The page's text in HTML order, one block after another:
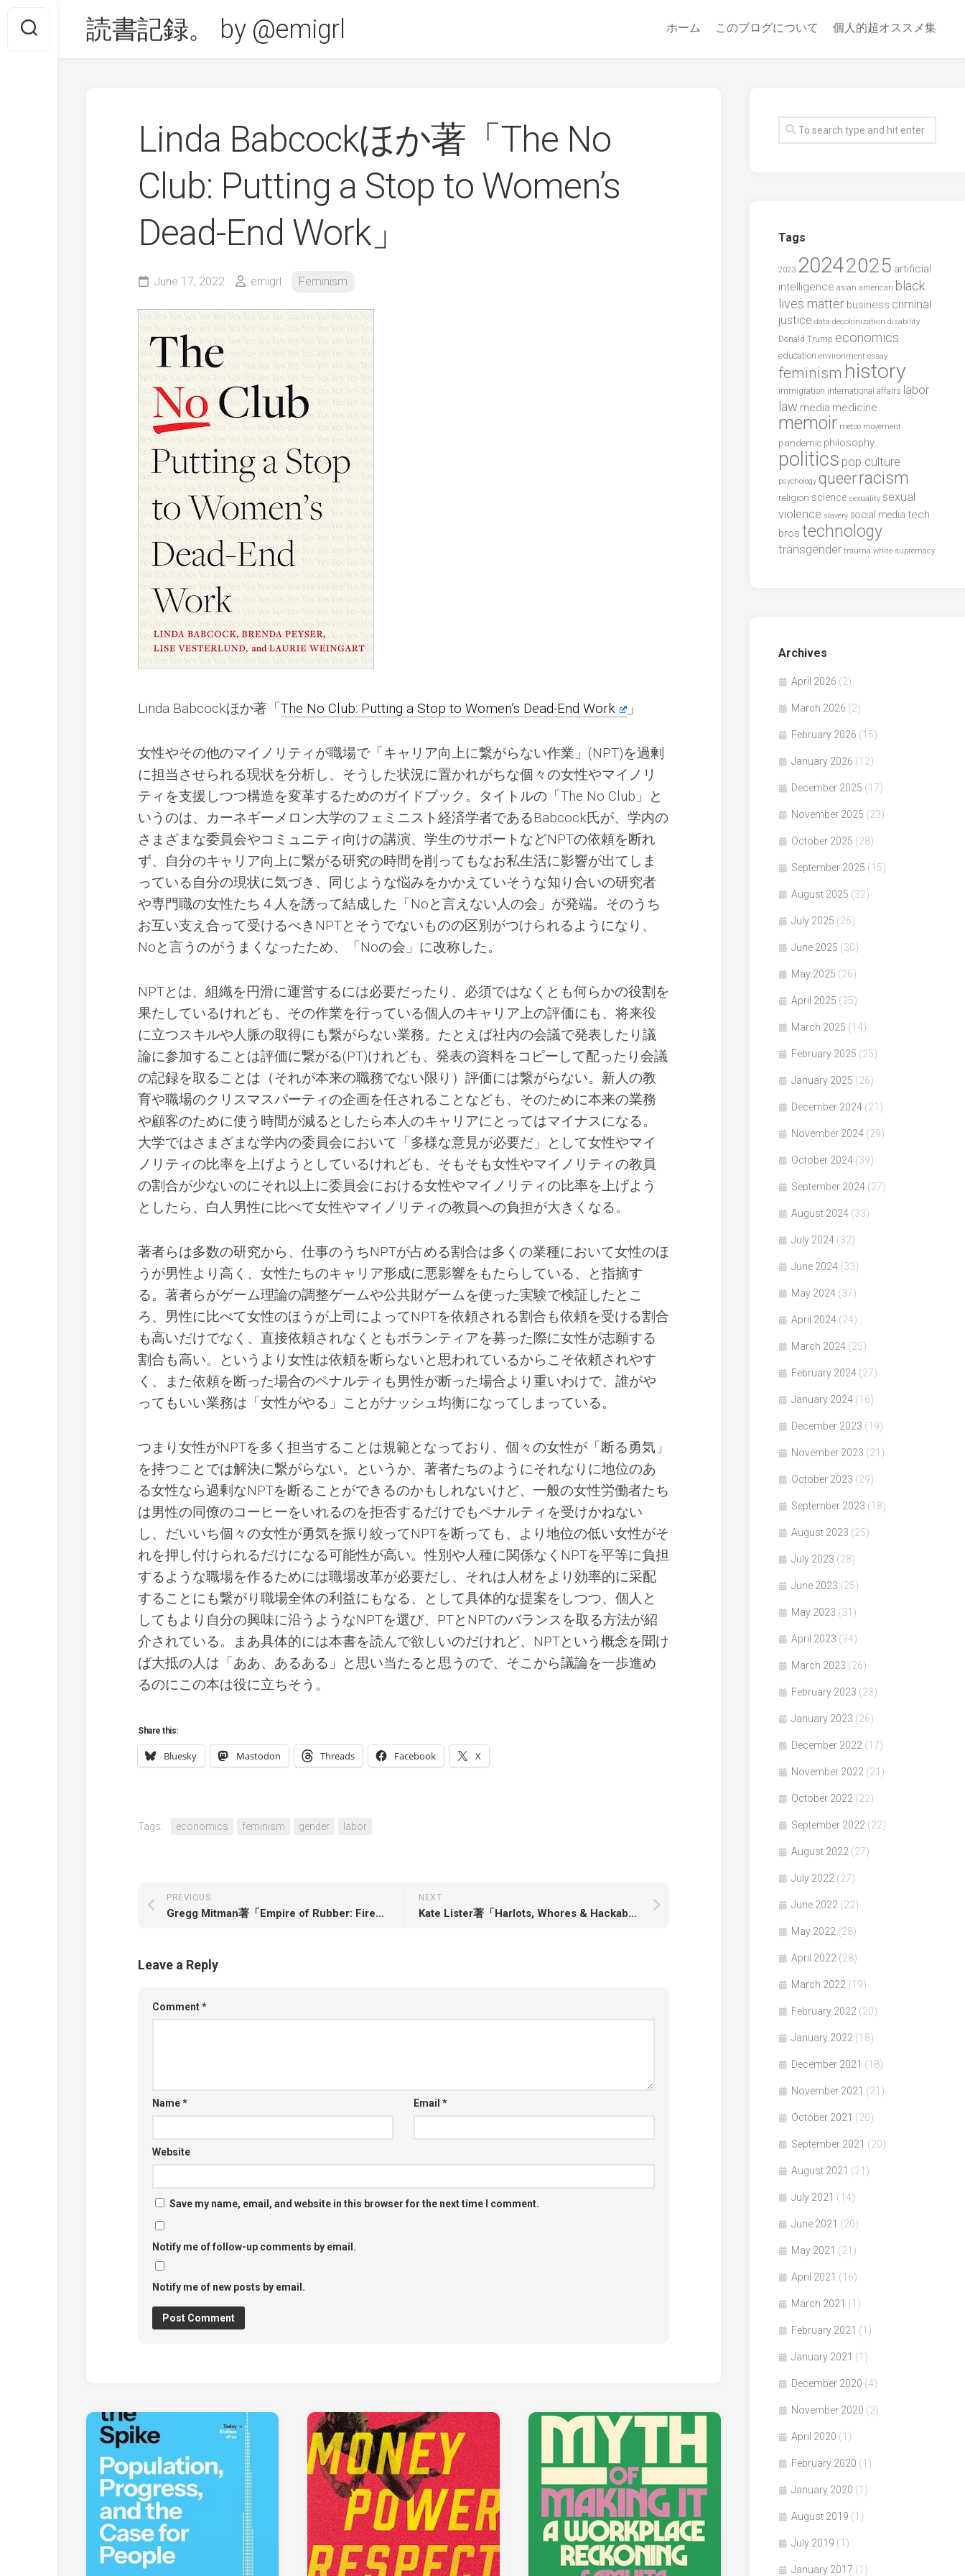
content
読書記録。 by @emigrl ホーム このブログについて 個人的超オススメ集
Linda Babcockほか著「The No
Club: Putting a Stop to Women’s
Dead-End Work」
June 17, 2022 emigrl Feminism
Linda Babcockほか著「The No Club: Putting a Stop to Women’s Dead-End Work 」
女性やその他のマイノリティが職場で「キャリア向上に繋がらない作業」(NPT)を過剰
に担当させられる現状を分析し、そうした状況に置かれがちな個々の女性やマイノリ
ティを支援しつつ構造を変革するためのガイドブック。タイトルの「The No Club」と
いうのは、カーネギーメロン大学のフェミニスト経済学者であるBabcock氏が、学内の
さまざまな委員会やコミュニティ向けの講演、学生のサポートなどNPTの依頼を断れ
ず、自分のキャリア向上に繋がる研究の時間を削ってもなお私生活に影響が出てしま
っている自分の現状に気づき、同じような悩みをかかえていそうな知り合いの研究者
や専門職の女性たち４人を誘って結成した「Noと言えない人の会」が発端。そのうち
お互い支え合って受けるべきNPTとそうでないものの区別がつけられるようになり、
Noと言うのがうまくなったため、「Noの会」に改称した。
NPTとは、組織を円滑に運営するには必要だったり、必須ではなくとも何らかの役割を
果たしているけれども、その作業を行っている個人のキャリア上の評価にも、将来役
に立つスキルや人脈の取得にも繋がらない業務。たとえば社内の会議で発表したり議
論に参加することは評価に繋がる(PT)けれども、発表の資料をコピーして配ったり会議
の記録を取ることは（それが本来の職務でない限り）評価には繋がらない。新人の教
育や職場のクリスマスパーティの企画を任されることなども、そのために本来の業務
や顧客のために使う時間が減るとしたら本人のキャリアにとってはマイナスになる。
大学ではさまざまな学内の委員会において「多様な意見が必要だ」として女性やマイ
ノリティの比率を上げようとしているけれども、そもそも女性やマイノリティの教員
の割合が少ないのにそれ以上に委員会における女性やマイノリティの比率を上げよう
としたら、白人男性に比べて女性やマイノリティの教員への負担が大きくなる。
著者らは多数の研究から、仕事のうちNPTが占める割合は多くの業種において女性のほ
うが男性より高く、女性たちのキャリア形成に悪影響をもたらしている、と指摘す
る。著者らがゲーム理論の調整ゲームや公共財ゲームを使った実験で検証したとこ
ろ、男性に比べて女性のほうが上司によってNPTを依頼される割合も依頼を受ける割合
も高いだけでなく、直接依頼されなくともボランティアを募った際に女性が志願する
割合も高い。というより女性は依頼を断らないと思われているからこそ依頼されやす
く、また依頼を断った場合のペナルティも男性が断った場合より重いわけで、誰がや
ってもいい業務は「女性がやる」ことがナッシュ均衡になってしまっている。
つまり女性がNPTを多く担当することは規範となっており、個々の女性が「断る勇気」
を持つことでは解決に繋がらない。というか、著者たちのようにそれなりに地位のあ
る女性なら過剰なNPTを断ることができるのかもしれないけど、一般の女性労働者たち
は男性の同僚のコーヒーをいれるのを拒否するだけでもペナルティを受けかねない
し、だいいち個々の女性が勇気を振り絞ってNPTを断っても、より地位の低い女性がそ
れを押し付けられるだけになる可能性が高い。性別や人種に関係なくNPTを平等に負担
するような職場を作るためには職場改革が必要だし、それは人材をより効率的に采配
することにも繋がり職場全体の利益にもなる、として具体的な提案をしつつ、個人と
してもより自分の興味に沿うようなNPTを選び、PTとNPTのバランスを取る方法が紹
介されている。まあ具体的には本書を読んで欲しいのだけれど、NPTという概念を聞け
ば大抵の人は「ああ、あるある」と思い当たると思うので、そこから議論を一歩進め
るのにこの本は役に立ちそう。
Share this:
Bluesky Mastodon Threads Facebook X
Tags: economics feminism gender labor
NEXT
Kate Lister著「Harlots, Whores & Hackabouts: A History of Sex for Sale」
PREVIOUS
Gregg Mitman著「Empire of Rubber: Firestone’s Scramble for Land and Power in Liberia」
Leave a Reply
Comment*
Name* Email *
Website
Save my name, email, and website in this browser for the next time I comment.
Notify me of follow-up comments by email.
Notify me of new posts by email.
Tags
2023 20242025 artificial
intelligence asian american black
lives matter business criminal
justice data decolonization disability
Donald Trump economics
education environment essay
feminism history
immigration international affairs labor
law media medicine
memoir metoo movement
pandemic philosophy
politics pop culture
psychology queerracism
religion science sexuality sexual
violence slavery social media tech
bros technology
transgender trauma white supremacy
Archives
April 2026 (2)
March 2026 (2)
February 2026 (15)
January 2026 (12)
December 2025 (17)
November 2025 (23)
October 2025 (28)
September 2025 (15)
August 2025 (32)
July 2025 (26)
June 2025 (30)
May 2025 (26)
April 2025 (35)
March 2025 (14)
February 2025 (25)
January 2025 (26)
December 2024 (21)
November 2024 (29)
October 2024 (39)
September 2024 (27)
August 2024 (33)
July 2024 (32)
June 2024 (33)
May 2024 (37)
April 2024 (24)
March 2024 (25)
February 2024 (27)
January 2024 (16)
December 2023 (19)
November 2023 (21)
October 2023 (29)
September 2023 (18)
August 2023 (25)
July 2023 (28)
June 2023 (25)
May 2023 (31)
April 2023 (34)
March 2023 (26)
February 2023 (23)
January 2023 (26)
December 2022 (17)
November 2022 (21)
October 2022 (22)
September 2022 (22)
August 2022 (27)
July 2022 (27)
June 2022 (22)
May 2022 (28)
April 2022 (28)
March 2022 (19)
February 2022 (20)
January 2022 (18)
December 2021 (18)
November 2021 (21)
October 2021 (20)
September 2021 (20)
August 2021 (21)
July 2021 (14)
June 2021 (20)
May 2021 (21)
April 2021 (16)
March 2021 (1)
February 2021 (1)
January 2021 (1)
December 2020 (4)
November 2020 (2)
April 2020 (1)
February 2020 (1)
January 2020 (1)
August 2019 (1)
July 2019 (1)
January 2017 (1)